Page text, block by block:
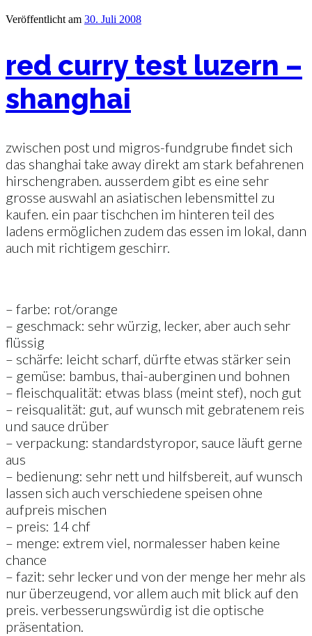
Veröffentlicht am 30. Juli 2008
red curry test luzern –
shanghai
zwischen post und migros-fundgrube findet sich
das shanghai take away direkt am stark befahrenen
hirschengraben. ausserdem gibt es eine sehr
grosse auswahl an asiatischen lebensmittel zu
kaufen. ein paar tischchen im hinteren teil des
ladens ermöglichen zudem das essen im lokal, dann
auch mit richtigem geschirr.
– farbe: rot/orange
– geschmack: sehr würzig, lecker, aber auch sehr
flüssig
– schärfe: leicht scharf, dürfte etwas stärker sein
– gemüse: bambus, thai-auberginen und bohnen
– fleischqualität: etwas blass (meint stef), noch gut
– reisqualität: gut, auf wunsch mit gebratenem reis
und sauce drüber
– verpackung: standardstyropor, sauce läuft gerne
aus
– bedienung: sehr nett und hilfsbereit, auf wunsch
lassen sich auch verschiedene speisen ohne
aufpreis mischen
– preis: 14 chf
– menge: extrem viel, normalesser haben keine
chance
– fazit: sehr lecker und von der menge her mehr als
nur überzeugend, vor allem auch mit blick auf den
preis. verbesserungswürdig ist die optische
präsentation.